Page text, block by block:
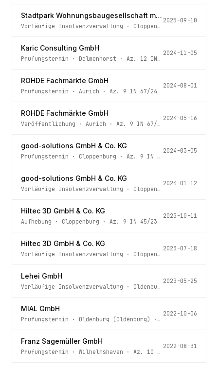
Stadtpark Wohnungsbaugesellschaft mbH
Vorläufige Insolvenzverwaltung · Cloppenburg
2025-09-10
Karic Consulting GmbH
Prüfungstermin · Delmenhorst · Az. 12 IN 107/24
2024-11-05
ROHDE Fachmärkte GmbH
Prüfungstermin · Aurich · Az. 9 IN 67/24
2024-08-01
ROHDE Fachmärkte GmbH
Veröffentlichung · Aurich · Az. 9 IN 67/24
2024-05-16
good-solutions GmbH & Co. KG
Prüfungstermin · Cloppenburg · Az. 9 IN 103/23
2024-03-05
good-solutions GmbH & Co. KG
Vorläufige Insolvenzverwaltung · Cloppenburg
2024-01-12
Hiltec 3D GmbH & Co. KG
Aufhebung · Cloppenburg · Az. 9 IN 45/23
2023-10-11
Hiltec 3D GmbH & Co. KG
Vorläufige Insolvenzverwaltung · Cloppenburg
2023-07-18
Lehei GmbH
Vorläufige Insolvenzverwaltung · Oldenburg (Oldenburg)
2023-05-25
MIAL GmbH
Prüfungstermin · Oldenburg (Oldenburg) · Az.
2022-10-06
Franz Sagemüller GmbH
Prüfungstermin · Wilhelmshaven · Az. 10 IN 49/22
2022-08-31